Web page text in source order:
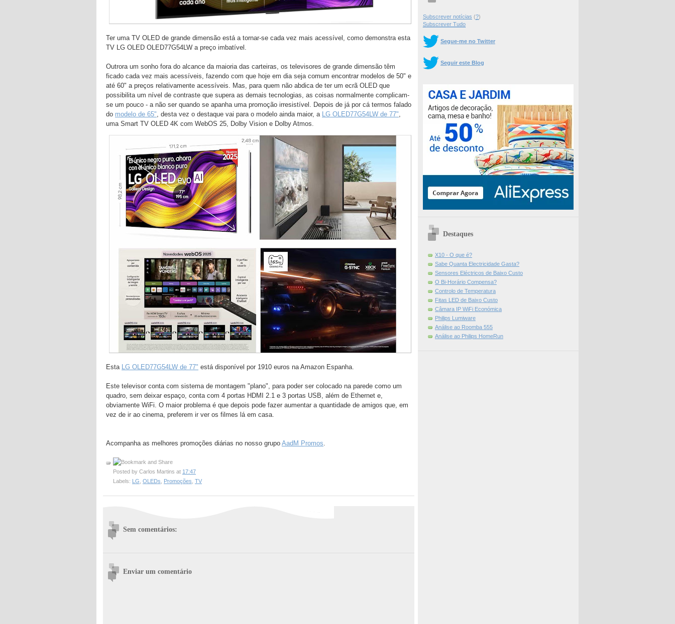
Ter uma TV OLED de grande dimensão está a tornar-se cada vez mais acessível, como demonstra esta
TV LG OLED OLED77G54LW a preço imbatível.
Outrora um sonho fora do alcance da maioria das carteiras, os televisores de grande dimensão têm
ficado cada vez mais acessíveis, fazendo com que hoje em dia seja comum encontrar modelos de 50" e
até 60" a preços relativamente acessíveis. Mas, para quem não abdica de ter um ecrã OLED que
possibilita um nível de contraste que supera as demais tecnologias, as coisas normalmente complicam-
se um pouco - a não ser quando se apanha uma promoção irresistível. Depois de já por cá termos falado
do modelo de 65" , desta vez o destaque vai para o modelo ainda maior, a LG OLED77G54LW de 77"
uma Smart TV OLED 4K com WebOS 25, Dolby Vision e Dolby Atmos.
Esta LG OLED77G54LW de 77" está disponível por 1910 euros na Amazon Espanha.
Este televisor conta com sistema de montagem "plano", para poder ser colocado na parede como um
quadro, sem deixar espaço, conta com 4 portas HDMI 2.1 e 3 portas USB, além de Ethernet e,
obviamente WiFi. O maior problema é que depois pode fazer aumentar a quantidade de amigos que, em
vez de ir ao cinema, preferem ir ver os filmes lá em casa.
Acompanha as melhores promoções diárias no nosso grupo AadM Promos
Posted by Carlos Martins at 17:47
Labels: LG OLEDs Promoções TV
Sem comentários:
Enviar um comentário
Subscrever notícias (?)
Subscrever Tudo
Segue-me no Twitter
Seguir este Blog
Destaques
X10 - O que é?
Sabe Quanta Electricidade Gasta?
Sensores Eléctricos de Baixo Custo
O Bi-Horário Compensa?
Controlo de Temperatura
Fitas LED de Baixo Custo
Câmara IP WiFi Económica
Philips Lumiware
Análise ao Roomba 555
Análise ao Philips HomeRun